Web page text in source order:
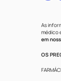
As
médico
em
OS